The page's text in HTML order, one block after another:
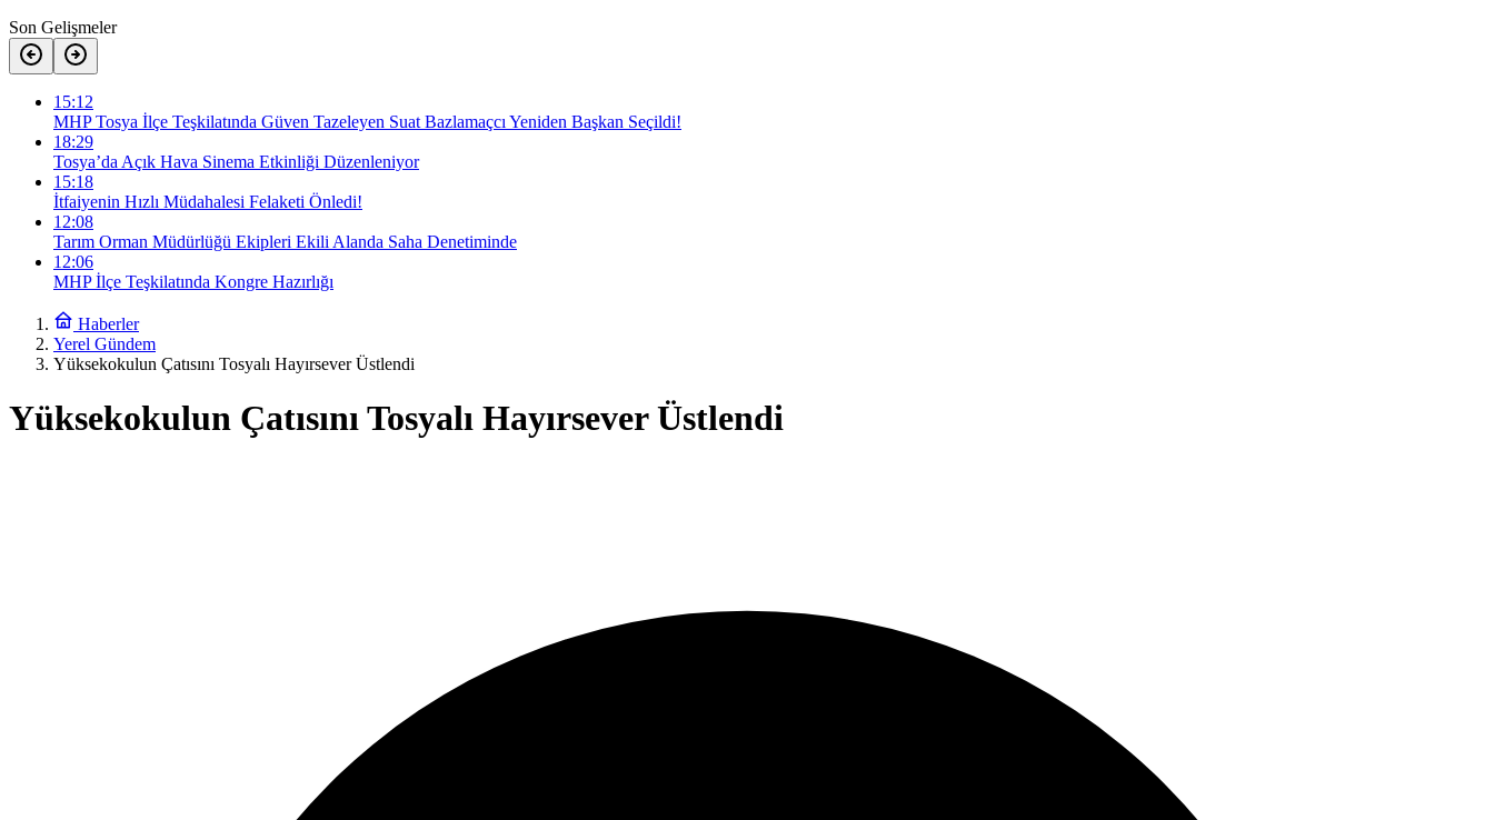
Son Gelişmeler
15:12
MHP Tosya İlçe Teşkilatında Güven Tazeleyen Suat Bazlamaçcı Yeniden Başkan Seçildi!
18:29
Tosya’da Açık Hava Sinema Etkinliği Düzenleniyor
15:18
İtfaiyenin Hızlı Müdahalesi Felaketi Önledi!
12:08
Tarım Orman Müdürlüğü Ekipleri Ekili Alanda Saha Denetiminde
12:06
MHP İlçe Teşkilatında Kongre Hazırlığı
Haberler
Yerel Gündem
Yüksekokulun Çatısını Tosyalı Hayırsever Üstlendi
Yüksekokulun Çatısını Tosyalı Hayırsever Üstlendi